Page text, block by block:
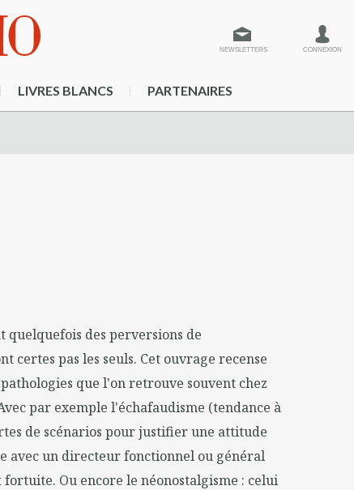
NEWSLETTERS CONNEXION
LIVRES BLANCS PARTENAIRES
quelquefois des perversions de
certes pas les seuls. Cet ouvrage recense
que l'on retrouve souvent chez
par exemple l'échafaudisme (tendance à
de scénarios pour justifier une attitude
avec un directeur fonctionnel ou général
Ou encore le néonostalgisme : celui